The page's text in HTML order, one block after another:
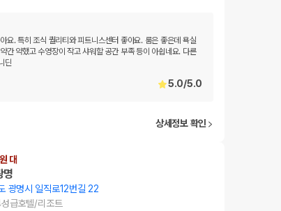
요. 특히 조식 퀄리티와 피트니스센터 좋아요. 룸은 좋은데 욕실
간 약했고 수영장이 작고 샤워할 공간 부족 등이 아쉽네요. 다른
딘
5.0/5.0
상세정보 확인
대
명
광명시 일직로12번길 22
성급호텔/리조트